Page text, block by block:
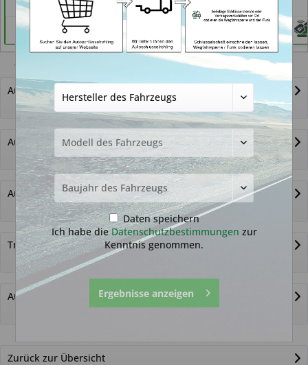
Cinquecento
Autoschlüssel mit Funk
Autoschlüssel ohne Funk
Autoschlüsselgehäuse und Zubehör
Transponder
Autoschlüssel nicht gefunden?
Zurück zur Übersicht
Daten speichern
Ich habe dieDatenschutzbestimmungen zur
Kenntnis genommen.
Ergebnisse anzeigen